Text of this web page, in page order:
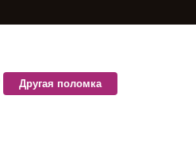
Другая поломка